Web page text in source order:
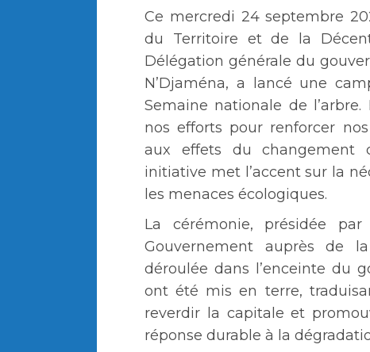
Ce mercredi 24 septembre
du Territoire et de la
Délégation générale du
N’Djaména, a lancé une
Semaine nationale de
nos efforts pour renforcer
aux effets du changement
initiative met l’accent sur la
les menaces écologiques.
La cérémonie, présidée
Gouvernement auprès de
déroulée dans l’enceinte du
ont été mis en terre,
reverdir la capitale et
réponse durable à la